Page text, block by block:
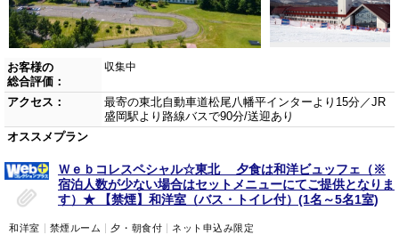
お客様の
総合評価：
収集中
アクセス：
最寄の東北自動車道松尾八幡平インターより15分／JR
盛岡駅より路線バスで90分/送迎あり
オススメプラン
Ｗｅｂコレスペシャル☆東北 夕食は和洋ビュッフェ（※
宿泊人数が少ない場合はセットメニューにてご提供となりま
す）★ 【禁煙】和洋室（バス・トイレ付）(1名～5名1室)
和洋室 禁煙ルーム 夕・朝食付 ネット申込み限定